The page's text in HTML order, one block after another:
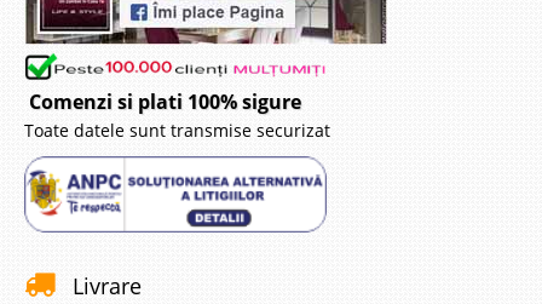
Comenzi si plati 100% sigure
Toate datele sunt transmise securizat
Livrare